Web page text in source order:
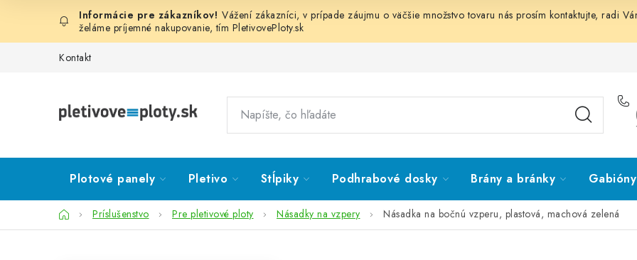
obsah
Vážení zákazníci, v prípade záujmu o väčšie množstvo tovaru nás prosím kontaktujte, radi
želáme príjemné nakupovanie, tím PletivovePloty.sk
Kontakt
Plotové panely Pletivo Stĺpiky Podhrabové dosky Brány a bránky
DomovPríslušenstvo Pre pletivové ploty Násadky na vzpery Násadka na bočnú vzperu, plastová, machová zelená